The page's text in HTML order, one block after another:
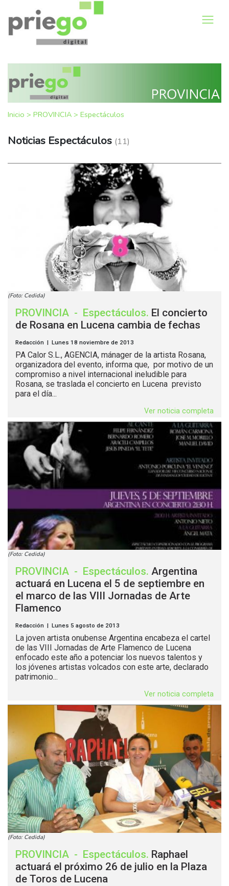
Inicio > PROVINCIA > Espectáculos
Noticias Espectáculos (11)
(Foto: Cedida)
PROVINCIA - Espectáculos. El concierto
de Rosana en Lucena cambia de fechas
Redacción | Lunes 18 noviembre de 2013
PA Calor S.L., AGENCIA, mánager de la artista Rosana,
organizadora del evento, informa que, por motivo de un
compromiso a nivel internacional ineludible para
Rosana, se traslada el concierto en Lucena previsto
para el día...
Ver noticia completa
(Foto: Cedida)
PROVINCIA - Espectáculos. Argentina
actuará en Lucena el 5 de septiembre en
el marco de las VIII Jornadas de Arte
Flamenco
Redacción | Lunes 5 agosto de 2013
La joven artista onubense Argentina encabeza el cartel
de las VIII Jornadas de Arte Flamenco de Lucena
enfocado este año a potenciar los nuevos talentos y
los jóvenes artistas volcados con este arte, declarado
patrimonio...
Ver noticia completa
(Foto: Cedida)
PROVINCIA - Espectáculos. Raphael
actuará el próximo 26 de julio en la Plaza
de Toros de Lucena